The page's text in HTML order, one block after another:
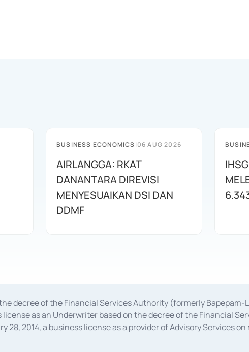
BUSINESS ECONOMICS|06 AUG 2026
AIRLANGGA: RKAT
DANANTARA DIREVISI
MENYESUAIKAN DSI DAN
DDMF
decree of the Financial Services Authority (formerly Bapepam-
license as an Underwriter based on the decree of the Financial
28, 2014, a business license as a provider of Advisory Services
Number S-67/PM.21/2014 dated February 28, 2014, a